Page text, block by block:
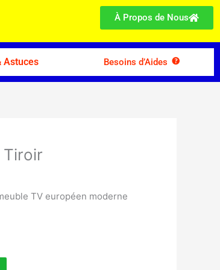
À Propos de Nous
Astuces Besoins d’Aides
Tiroir
TV européen moderne